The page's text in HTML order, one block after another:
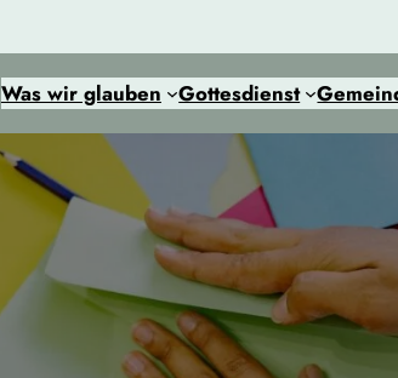
Was wir glauben Gottesdienst